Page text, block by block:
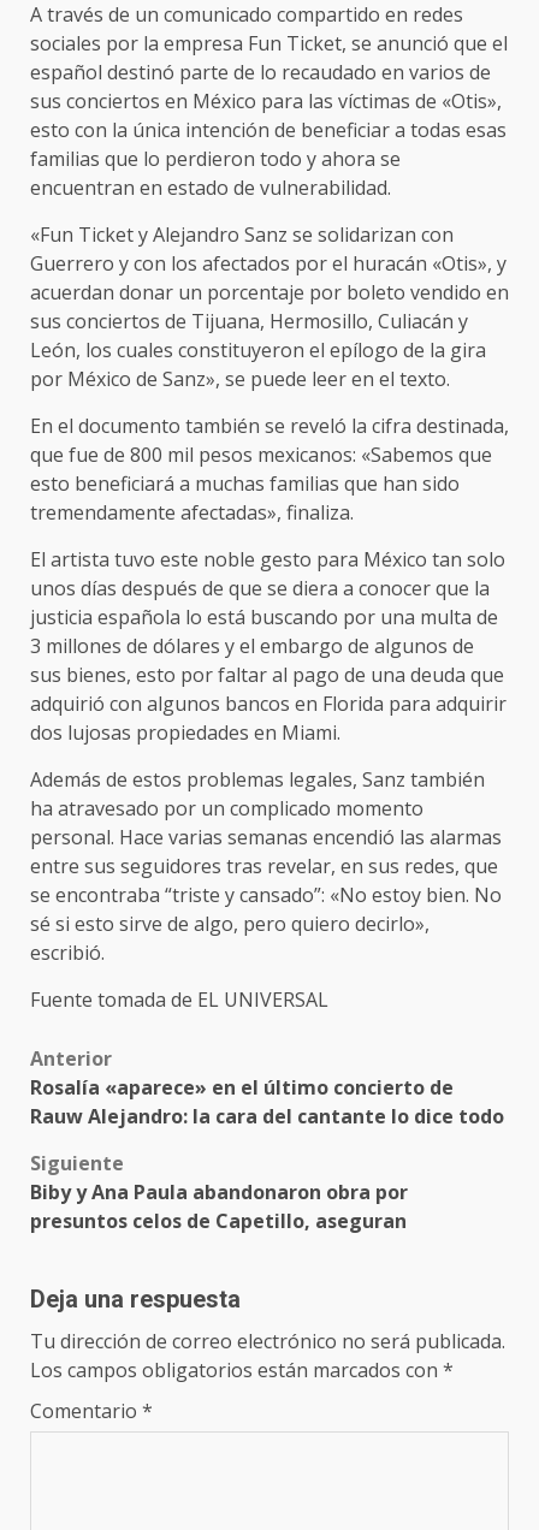
A través de un comunicado compartido en redes
sociales por la empresa Fun Ticket, se anunció que el
español destinó parte de lo recaudado en varios de
sus conciertos en México para las víctimas de «Otis»,
esto con la única intención de beneficiar a todas esas
familias que lo perdieron todo y ahora se
encuentran en estado de vulnerabilidad.
«Fun Ticket y Alejandro Sanz se solidarizan con
Guerrero y con los afectados por el huracán «Otis», y
acuerdan donar un porcentaje por boleto vendido en
sus conciertos de Tijuana, Hermosillo, Culiacán y
León, los cuales constituyeron el epílogo de la gira
por México de Sanz», se puede leer en el texto.
En el documento también se reveló la cifra destinada,
que fue de 800 mil pesos mexicanos: «Sabemos que
esto beneficiará a muchas familias que han sido
tremendamente afectadas», finaliza.
El artista tuvo este noble gesto para México tan solo
unos días después de que se diera a conocer que la
justicia española lo está buscando por una multa de
3 millones de dólares y el embargo de algunos de
sus bienes, esto por faltar al pago de una deuda que
adquirió con algunos bancos en Florida para adquirir
dos lujosas propiedades en Miami.
Además de estos problemas legales, Sanz también
ha atravesado por un complicado momento
personal. Hace varias semanas encendió las alarmas
entre sus seguidores tras revelar, en sus redes, que
se encontraba “triste y cansado”: «No estoy bien. No
sé si esto sirve de algo, pero quiero decirlo»,
escribió.
Fuente tomada de EL UNIVERSAL
Post
navigation
Anterior
Rosalía «aparece» en el último concierto de
Rauw Alejandro: la cara del cantante lo dice todo
Siguiente
Biby y Ana Paula abandonaron obra por
presuntos celos de Capetillo, aseguran
Deja una respuesta
Tu dirección de correo electrónico no será publicada.
Los campos obligatorios están marcados con *
Comentario *